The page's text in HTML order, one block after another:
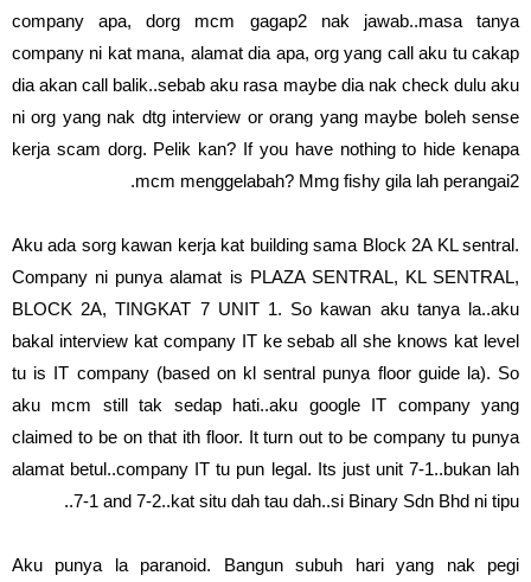
company apa, dorg mcm gagap2 nak jawab..masa tanya
company ni kat mana, alamat dia apa, org yang call aku tu cakap
dia akan call balik..sebab aku rasa maybe dia nak check dulu aku
ni org yang nak dtg interview or orang yang maybe boleh sense
kerja scam dorg. Pelik kan? If you have nothing to hide kenapa
mcm menggelabah? Mmg fishy gila lah perangai2.
Aku ada sorg kawan kerja kat building sama Block 2A KL sentral.
Company ni punya alamat is PLAZA SENTRAL, KL SENTRAL,
BLOCK 2A, TINGKAT 7 UNIT 1. So kawan aku tanya la..aku
bakal interview kat company IT ke sebab all she knows kat level
tu is IT company (based on kl sentral punya floor guide la). So
aku mcm still tak sedap hati..aku google IT company yang
claimed to be on that ith floor. It turn out to be company tu punya
alamat betul..company IT tu pun legal. Its just unit 7-1..bukan lah
7-1 and 7-2..kat situ dah tau dah..si Binary Sdn Bhd ni tipu..
Aku punya la paranoid. Bangun subuh hari yang nak pegi